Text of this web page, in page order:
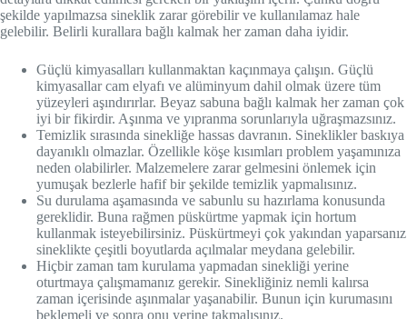
şekilde yapılmazsa sineklik zarar görebilir ve kullanılamaz hale
gelebilir. Belirli kurallara bağlı kalmak her zaman daha iyidir.
Güçlü kimyasalları kullanmaktan kaçınmaya çalışın. Güçlü
kimyasallar cam elyafı ve alüminyum dahil olmak üzere tüm
yüzeyleri aşındırırlar. Beyaz sabuna bağlı kalmak her zaman çok
iyi bir fikirdir. Aşınma ve yıpranma sorunlarıyla uğraşmazsınız.
Temizlik sırasında sinekliğe hassas davranın. Sineklikler baskıya
dayanıklı olmazlar. Özellikle köşe kısımları problem yaşamınıza
neden olabilirler. Malzemelere zarar gelmesini önlemek için
yumuşak bezlerle hafif bir şekilde temizlik yapmalısınız.
Su durulama aşamasında ve sabunlu su hazırlama konusunda
gereklidir. Buna rağmen püskürtme yapmak için hortum
kullanmak isteyebilirsiniz. Püskürtmeyi çok yakından yaparsanız
sineklikte çeşitli boyutlarda açılmalar meydana gelebilir.
Hiçbir zaman tam kurulama yapmadan sinekliği yerine
oturtmaya çalışmamanız gerekir. Sinekliğiniz nemli kalırsa
zaman içerisinde aşınmalar yaşanabilir. Bunun için kurumasını
beklemeli ve sonra onu yerine takmalısınız.